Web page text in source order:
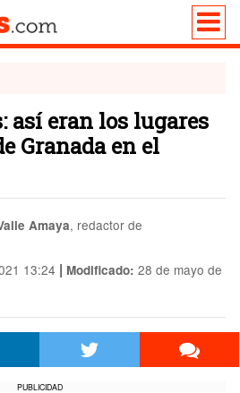
así eran los lugares
Granada en el
Amaya, redactor de
13:24 | Modificado: 28 de mayo de
PUBLICIDAD